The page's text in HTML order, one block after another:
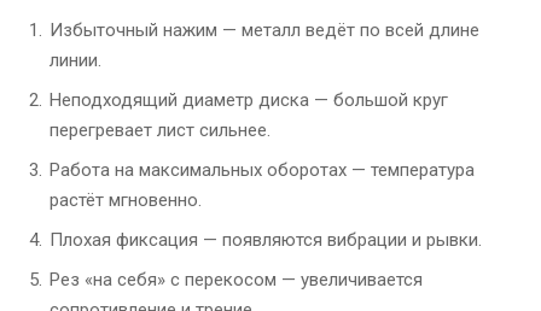
Избыточный нажим — металл ведёт по всей длине
линии.
Неподходящий диаметр диска — большой круг
перегревает лист сильнее.
Работа на максимальных оборотах — температура
растёт мгновенно.
Плохая фиксация — появляются вибрации и рывки.
Рез «на себя» с перекосом — увеличивается